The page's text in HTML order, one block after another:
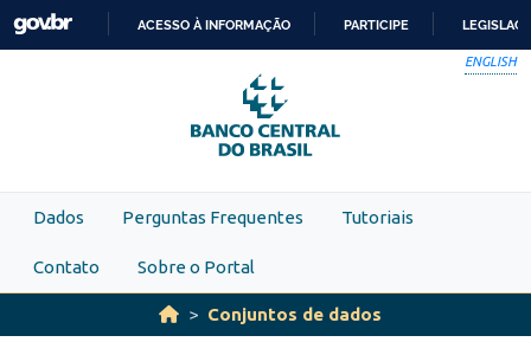
Skip to main content
PARA
O
CONTEÚDO
ACESSO À INFORMAÇÃO PARTICIPE
ENGLISH
Dados Perguntas Frequentes Tutoriais
Contato Sobre o Portal
Conjuntos de dados